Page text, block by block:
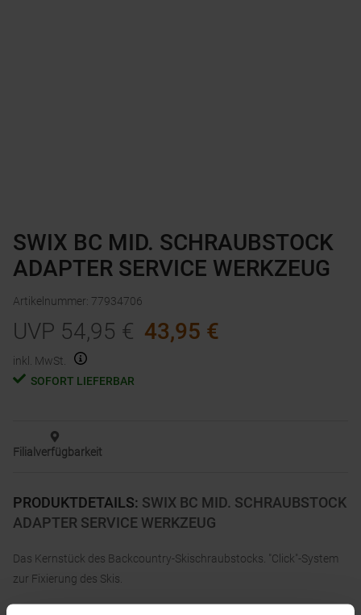
PRODUKTDETAILS: SWIX BC MID. SCHRAUBSTOCK
ADAPTER SERVICE WERKZEUG
Das Kernstück des Backcountry-Skischraubstocks. "Click"-System
zur Fixierung des Skis.
SWIX BC MID. SCHRAUBSTOCK
ADAPTER SERVICE WERKZEUG
Artikelnummer: 77934706
UVP 54,95 € 43,95 €
inkl. MwSt.
SOFORT LIEFERBAR
Filialverfügbarkeit